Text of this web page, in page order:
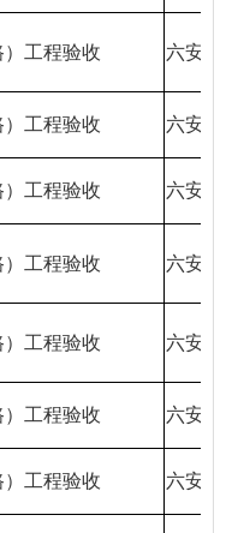
工程验收 六安
工程验收 六安
工程验收 六安
工程验收 六安
工程验收 六安
工程验收 六安
工程验收 六安